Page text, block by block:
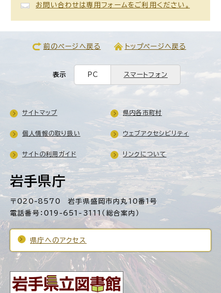
お問い合わせは専用フォームをご利用ください。
前のページへ戻る トップページへ戻る
表示 PC スマートフォン
岩手県庁
〒020-8570 岩手県盛岡市内丸10番1号
電話番号：019-651-3111（総合案内）
県庁へのアクセス
サイトマップ 県内各市町村
個人情報の取り扱い ウェブアクセシビリティ
サイトの利用ガイド リンクについて